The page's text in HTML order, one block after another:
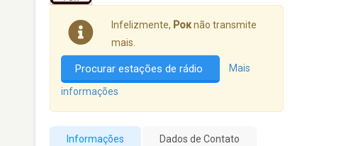
Infelizmente, Рокnão transmite
mais.
Procurar estações de rádio Mais
informações
Informações Dados de Contato